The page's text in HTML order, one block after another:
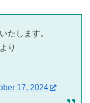
たします。
り
17, 2024